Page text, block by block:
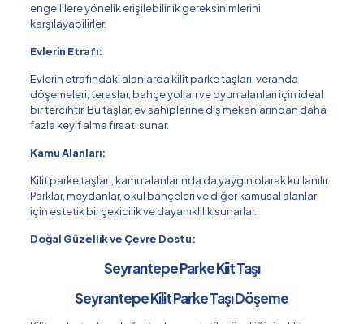
engellilere yönelik erişilebilirlik gereksinimlerini
karşılayabilirler.
Evlerin Etrafı:
Evlerin etrafındaki alanlarda kilit parke taşları, veranda
döşemeleri, teraslar, bahçe yolları ve oyun alanları için ideal
bir tercihtir. Bu taşlar, ev sahiplerine dış mekanlarından daha
fazla keyif alma fırsatı sunar.
Kamu Alanları:
Kilit parke taşları, kamu alanlarında da yaygın olarak kullanılır.
Parklar, meydanlar, okul bahçeleri ve diğer kamusal alanlar
için estetik bir çekicilik ve dayanıklılık sunarlar.
Doğal Güzellik ve Çevre Dostu:
Seyrantepe Parke Kiit Taşı
Seyrantepe Kilit Parke Taşı Döşeme